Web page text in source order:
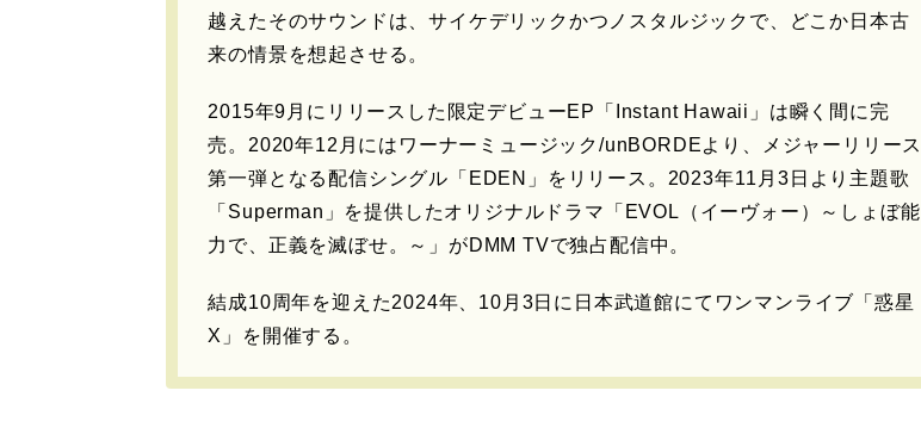
越えたそのサウンドは、サイケデリックかつノスタルジックで、どこか日本古
来の情景を想起させる。
2015年9月にリリースした限定デビューEP「Instant Hawaii」は瞬く間に完
売。2020年12月にはワーナーミュージック/unBORDEより、メジャーリリース
第一弾となる配信シングル「EDEN」をリリース。2023年11月3日より主題歌
「Superman」を提供したオリジナルドラマ「EVOL（イーヴォー）～しょぼ能
力で、正義を滅ぼせ。～」がDMM TVで独占配信中。
結成10周年を迎えた2024年、10月3日に日本武道館にてワンマンライブ「惑星
X」を開催する。